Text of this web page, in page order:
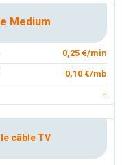
Medium
0,25 €/min
0,10 €/mb
-
câble TV